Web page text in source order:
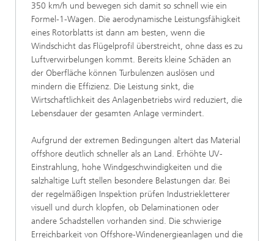
350 km/h und bewegen sich damit so schnell wie ein
Formel-1-Wagen. Die aerodynamische Leistungsfähigkeit
eines Rotorblatts ist dann am besten, wenn die
Windschicht das Flügelprofil überstreicht, ohne dass es zu
Luftverwirbelungen kommt. Bereits kleine Schäden an
der Oberfläche können Turbulenzen auslösen und
mindern die Effizienz. Die Leistung sinkt, die
Wirtschaftlichkeit des Anlagenbetriebs wird reduziert, die
Lebensdauer der gesamten Anlage vermindert.
Aufgrund der extremen Bedingungen altert das Material
offshore deutlich schneller als an Land. Erhöhte UV-
Einstrahlung, hohe Windgeschwindigkeiten und die
salzhaltige Luft stellen besondere Belastungen dar. Bei
der regelmäßigen Inspektion prüfen Industriekletterer
visuell und durch klopfen, ob Delaminationen oder
andere Schadstellen vorhanden sind. Die schwierige
Erreichbarkeit von Offshore-Windenergieanlagen und die